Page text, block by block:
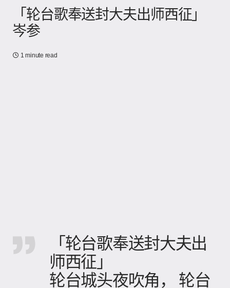
「轮台歌奉送封大夫出师西征」
岑参
1 minute read
「轮台歌奉送封大夫出
师西征」
轮台城头夜吹角， 轮台